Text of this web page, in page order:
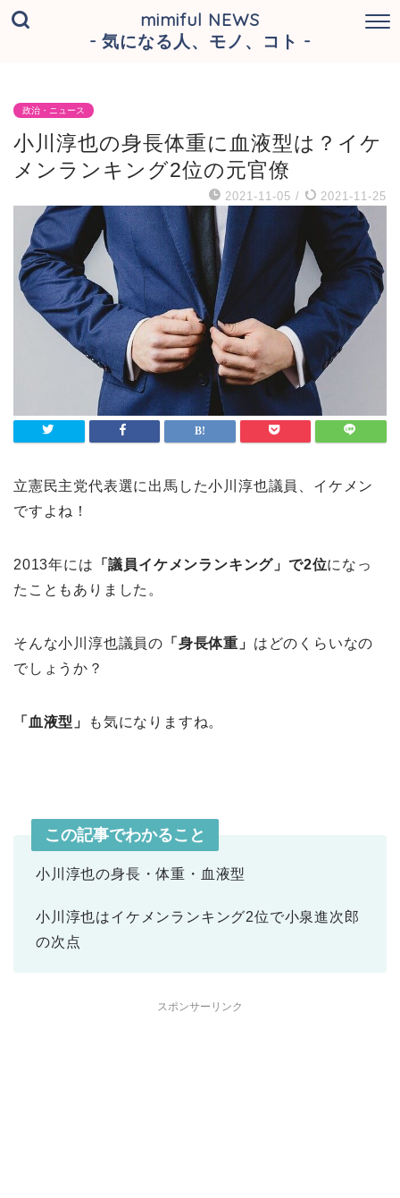
mimiful NEWS
- 気になる人、モノ、コト -
政治・ニュース
小川淳也の身長体重に血液型は？イケ
メンランキング2位の元官僚
2021-11-05 / 2021-11-25
立憲民主党代表選に出馬した小川淳也議員、イケメン
ですよね！
2013年には 「議員イケメンランキング」で2位になっ
たこともありました。
そんな小川淳也議員の 「身長体重」 はどのくらいなの
でしょうか？
「血液型」 も気になりますね。
この記事でわかること
小川淳也の身長・体重・血液型
小川淳也はイケメンランキング2位で小泉進次郎
の次点
スポンサーリンク